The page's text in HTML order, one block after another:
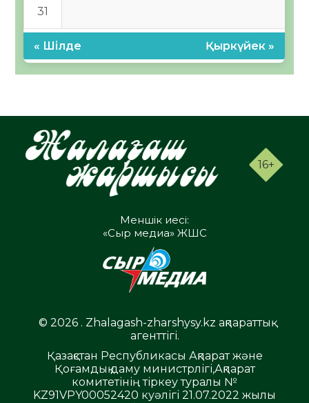
31
« Шілде Қыркүйек »
16+
Меншік иесі:
«Сыр медиа» ЖШС
© 2026 . Zhalagash-zharshysy.kz ақпараттық
агенттігі.
Қазақстан Республикасы Ақпарат және
Қоғамдық даму министрлігі,Ақпарат
комитетінің тіркеу туралы №
KZ91VPY00052420 куәлігі 21.07.2022 жылы